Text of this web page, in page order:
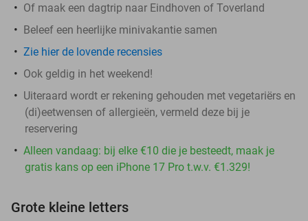
Of maak een dagtrip naar Eindhoven of Toverland
Beleef een heerlijke minivakantie samen
Zie hier de lovende recensies
Ook geldig in het weekend!
Uiteraard wordt er rekening gehouden met vegetariërs en
(di)eetwensen of allergieën, vermeld deze bij je
reservering
Alleen vandaag: bij elke €10 die je besteedt, maak je
gratis kans op een iPhone 17 Pro t.w.v. €1.329!
Grote kleine letters